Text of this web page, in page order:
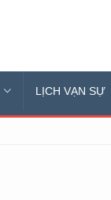
LỊCH VẠN SỰ